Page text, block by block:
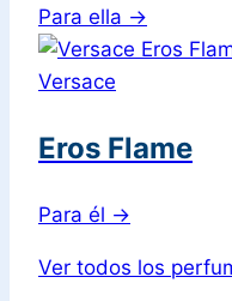
Para ella →
Versace
Eros Flame
Para él →
Ver todos los